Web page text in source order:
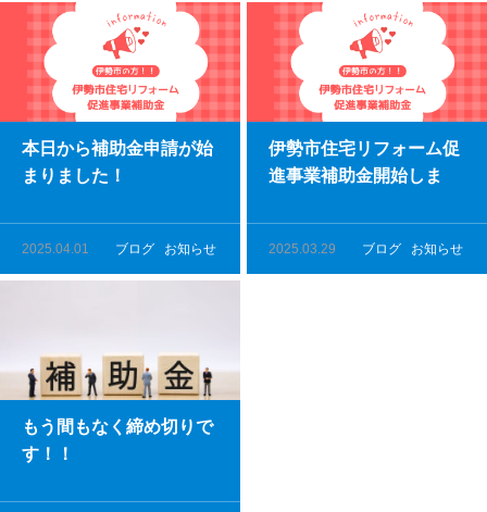
本日から補助金申請が始
まりました！
2025.04.01 ブログ お知らせ
伊勢市住宅リフォーム促
進事業補助金開始しま
2025.03.29 ブログ お知らせ
もう間もなく締め切りで
す！！